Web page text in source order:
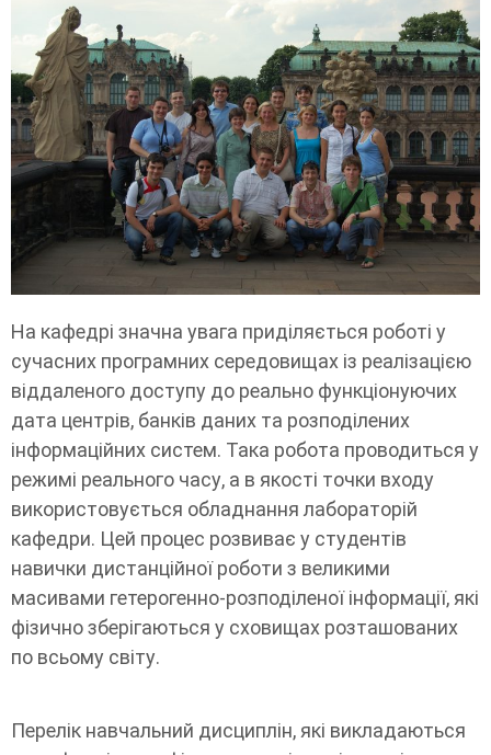
На кафедрі значна увага приділяється роботі у
сучасних програмних середовищах із реалізацією
віддаленого доступу до реально функціонуючих
дата центрів, банків даних та розподілених
інформаційних систем. Така робота проводиться у
режимі реального часу, а в якості точки входу
використовується обладнання лабораторій
кафедри. Цей процес розвиває у студентів
навички дистанційної роботи з великими
масивами гетерогенно-розподіленої інформації, які
фізично зберігаються у сховищах розташованих
по всьому світу.
Перелік навчальний дисциплін, які викладаються